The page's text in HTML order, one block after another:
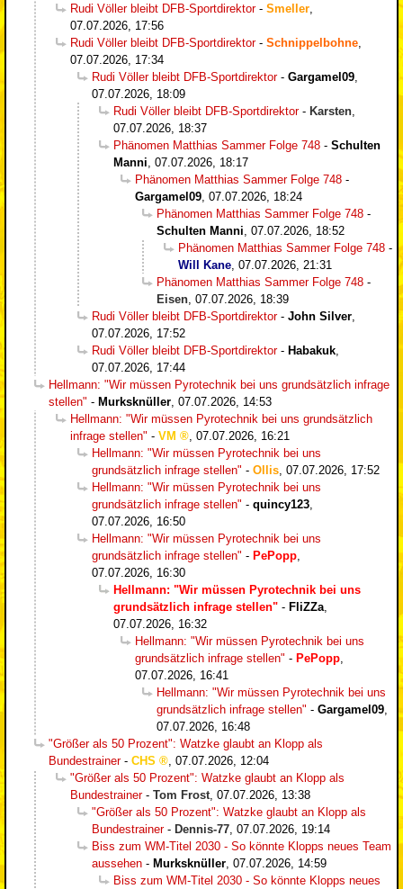
Rudi Völler bleibt DFB-Sportdirektor- Smeller
07.07.2026, 17:56
Rudi Völler bleibt DFB-Sportdirektor- Schnippelbohne
07.07.2026, 17:34
Rudi Völler bleibt DFB-Sportdirektor- Gargamel09
07.07.2026, 18:09
Rudi Völler bleibt DFB-Sportdirektor- Karsten
07.07.2026, 18:37
Phänomen Matthias Sammer Folge 748 - Schulten
Manni 07.07.2026, 18:17
Phänomen Matthias Sammer Folge 748 -
Gargamel09 07.07.2026, 18:24
Phänomen Matthias Sammer Folge 748 -
Schulten Manni 07.07.2026, 18:52
Phänomen Matthias Sammer Folge 748 -
Will Kane 07.07.2026, 21:31
Phänomen Matthias Sammer Folge 748 -
Eisen 07.07.2026, 18:39
Rudi Völler bleibt DFB-Sportdirektor- John Silver
07.07.2026, 17:52
Rudi Völler bleibt DFB-Sportdirektor- Habakuk
07.07.2026, 17:44
Hellmann: "Wir müssen Pyrotechnik bei uns grundsätzlich infrage
stellen" - Murksknüller 07.07.2026, 14:53
Hellmann: "Wir müssen Pyrotechnik bei uns grundsätzlich
infrage stellen" - VM
07.07.2026, 16:21
Hellmann: "Wir müssen Pyrotechnik bei uns
grundsätzlich infrage stellen" - Ollis 07.07.2026, 17:52
Hellmann: "Wir müssen Pyrotechnik bei uns
grundsätzlich infrage stellen" - quincy123
07.07.2026, 16:50
Hellmann: "Wir müssen Pyrotechnik bei uns
grundsätzlich infrage stellen" - PePopp
07.07.2026, 16:30
Hellmann: "Wir müssen Pyrotechnik bei uns
grundsätzlich infrage stellen" - FliZZa
07.07.2026, 16:32
Hellmann: "Wir müssen Pyrotechnik bei uns
grundsätzlich infrage stellen" - PePopp
07.07.2026, 16:41
Hellmann: "Wir müssen Pyrotechnik bei uns
grundsätzlich infrage stellen" - Gargamel09
07.07.2026, 16:48
"Größer als 50 Prozent": Watzke glaubt an Klopp als
Bundestrainer- CHS
07.07.2026, 12:04
"Größer als 50 Prozent": Watzke glaubt an Klopp als
Bundestrainer- Tom Frost 07.07.2026, 13:38
"Größer als 50 Prozent": Watzke glaubt an Klopp als
Bundestrainer- Dennis-77 07.07.2026, 19:14
Biss zum WM-Titel 2030 - So könnte Klopps neues Team
aussehen - Murksknüller 07.07.2026, 14:59
Biss zum WM-Titel 2030 - So könnte Klopps neues